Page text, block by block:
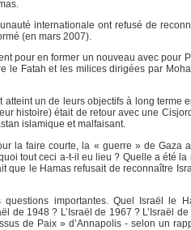
internationale ont refusé de
(en mars 2007).
pour en former un nouveau avec pour
le Fatah et les milices dirigées par
atteint un de leurs objectifs à long terme
histoire) était de retour avec une
islamique et malfaisant.
la faire courte, la « guerre » de Gaza
tout ceci a-t-il eu lieu ? Quelle a été la
le Hamas refusait de reconnaître
importantes. Quel Israël le
de 1948 ? L’Israël de 1967 ? L’Israël
de Paix » d’Annapolis - selon un